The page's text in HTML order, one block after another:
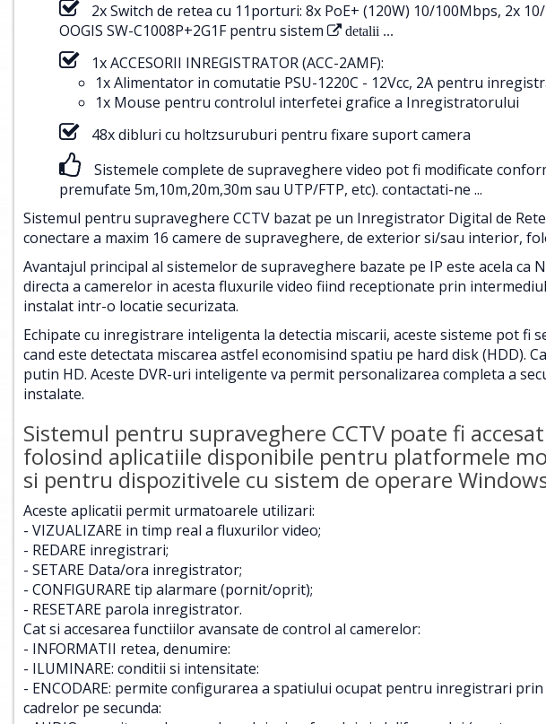
2x Switch de retea cu 11porturi: 8x PoE+ (120W) 10/100Mbps, 2x
OOGIS SW-C1008P+2G1F pentru sistem
detalii ...
1x ACCESORII INREGISTRATOR (ACC-2AMF):
1x Alimentator in comutatie PSU-1220C - 12Vcc, 2A pentru
1x Mouse pentru controlul interfetei grafice a Inregistratorului
48x dibluri cu holtzsuruburi pentru fixare suport camera
Sistemele complete de supraveghere video pot fi modificate
premufate 5m,10m,20m,30m sau UTP/FTP, etc). contactati-ne ...
Sistemul pentru supraveghere CCTV bazat pe un Inregistrator Digital de
conectare a maxim 16 camere de supraveghere, de exterior si/sau interior,
Avantajul principal al sistemelor de supraveghere bazate pe IP este acela ca
directa a camerelor in acesta fluxurile video fiind receptionate prin
instalat intr-o locatie securizata.
Echipate cu inregistrare inteligenta la detectia miscarii, aceste sisteme pot fi
cand este detectata miscarea astfel economisind spatiu pe hard disk (HDD).
putin HD. Aceste DVR-uri inteligente va permit personalizarea completa a
instalate.
Sistemul pentru supraveghere CCTV poate fi
folosind aplicatiile disponibile pentru platformele
si pentru dispozitivele cu sistem de operare
Aceste aplicatii permit urmatoarele utilizari:
- VIZUALIZARE in timp real a fluxurilor video;
- REDARE inregistrari;
- SETARE Data/ora inregistrator;
- CONFIGURARE tip alarmare (pornit/oprit);
- RESETARE parola inregistrator.
Cat si accesarea functiilor avansate de control al camerelor:
- INFORMATII retea, denumire:
- ILUMINARE: conditii si intensitate:
- ENCODARE: permite configurarea a spatiului ocupat pentru inregistrari
cadrelor pe secunda: